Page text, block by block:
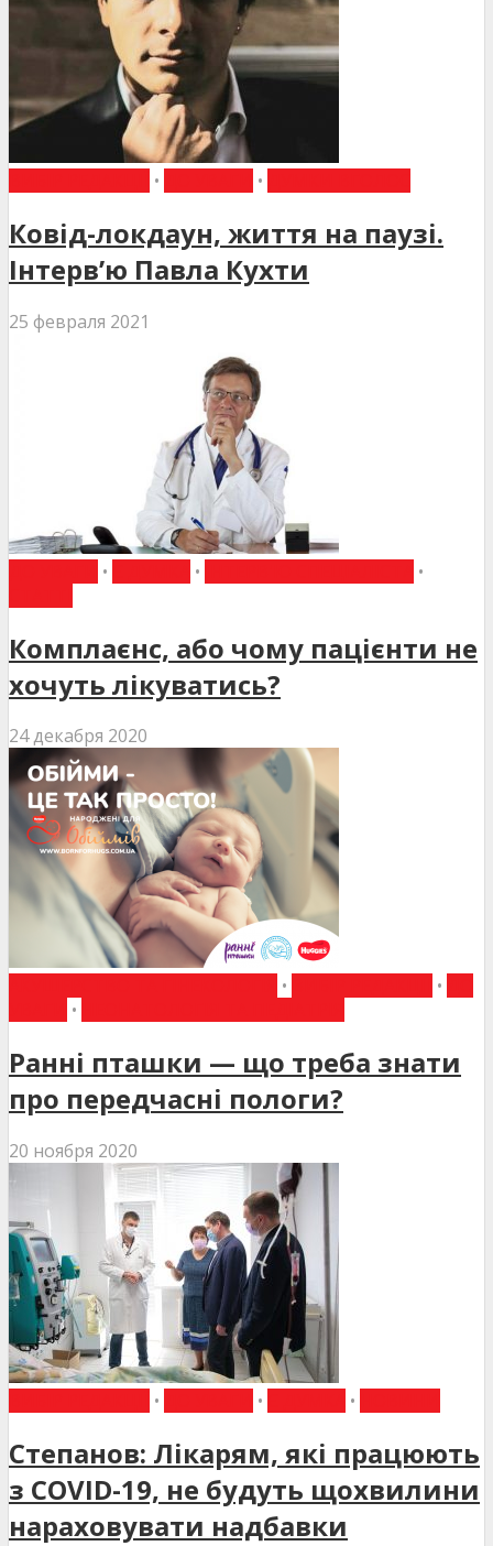
• •
Ковід-локдаун, життя на паузі.
Інтерв’ю Павла Кухти
25 февраля 2021
• •
•
Комплаєнс, або чому пацієнти не
хочуть лікуватись?
24 декабря 2020
• •
•
Ранні пташки — що треба знати
про передчасні пологи?
20 ноября 2020
• • •
Степанов: Лікарям, які працюють
з COVID-19, не будуть щохвилини
нараховувати надбавки